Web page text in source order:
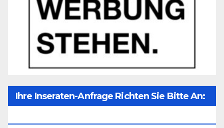
Ihre Inseraten-Anfrage Richten Sie Bitte An: